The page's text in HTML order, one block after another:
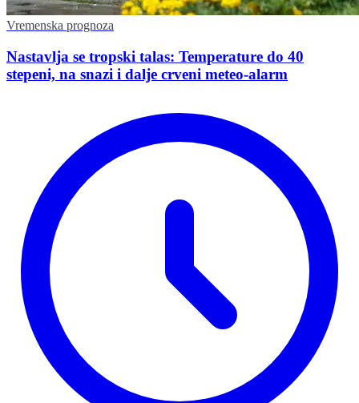
Vremenska prognoza
Nastavlja se tropski talas: Temperature do 40
stepeni, na snazi i dalje crveni meteo-alarm